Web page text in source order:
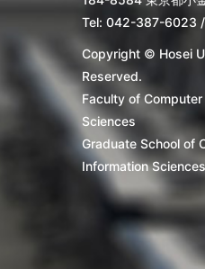
Tel: 042-387-6023
Copyright © Hosei
Reserved.
Faculty of
Sciences
Graduate School of
Information Sciences